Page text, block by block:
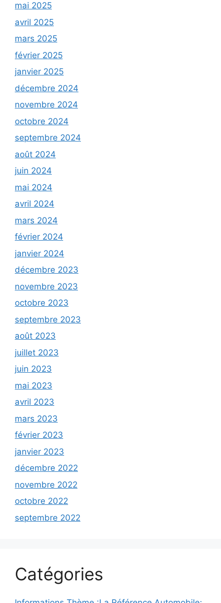
mai 2025
avril 2025
mars 2025
février 2025
janvier 2025
décembre 2024
novembre 2024
octobre 2024
septembre 2024
août 2024
juin 2024
mai 2024
avril 2024
mars 2024
février 2024
janvier 2024
décembre 2023
novembre 2023
octobre 2023
septembre 2023
août 2023
juillet 2023
juin 2023
mai 2023
avril 2023
mars 2023
février 2023
janvier 2023
décembre 2022
novembre 2022
octobre 2022
septembre 2022
Catégories